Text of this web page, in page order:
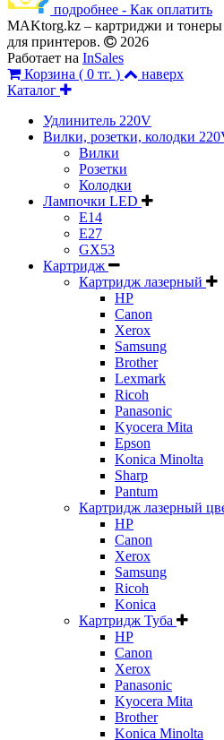
подробнее - Как оплатить
MAKtorg.kz – картриджи и тонеры
для принтеров.
2026
Работает на InSales
Корзина ( 0 тг. )
наверх
Каталог
Удлинитель 220V
Вилки, розетки, колодки
Вилки
Розетки
Колодки
Лампочки LED
E14
E27
GX53
Картридж
Картридж лазерный
HP
Canon
Xerox
Samsung
Brother
Lexmark
Ricoh
Panasonic
Kyocera Mita
Epson
Konica Minolta
Sharp
Pantum
Картридж лазерный
HP
Canon
Xerox
Samsung
Ricoh
Konica
Картридж Туба
HP
Canon
Xerox
Panasonic
Kyocera Mita
Brother
Konica Minolta